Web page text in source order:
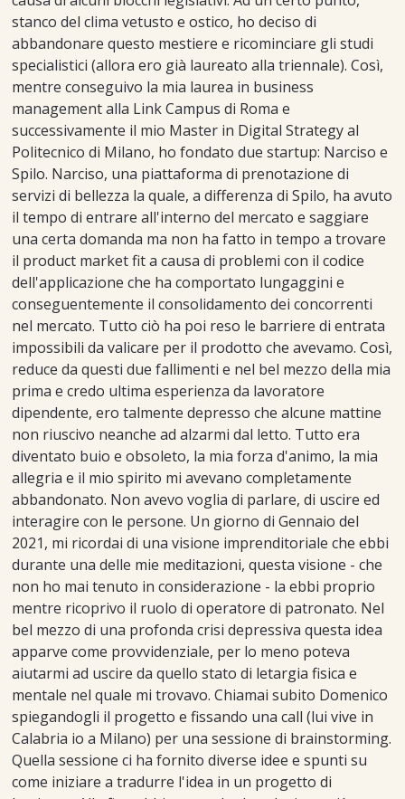
stanco del clima vetusto e ostico, ho deciso di
abbandonare questo mestiere e ricominciare gli studi
specialistici (allora ero già laureato alla triennale). Così,
mentre conseguivo la mia laurea in business
management alla Link Campus di Roma e
successivamente il mio Master in Digital Strategy al
Politecnico di Milano, ho fondato due startup: Narciso e
Spilo. Narciso, una piattaforma di prenotazione di
servizi di bellezza la quale, a differenza di Spilo, ha avuto
il tempo di entrare all'interno del mercato e saggiare
una certa domanda ma non ha fatto in tempo a trovare
il product market fit a causa di problemi con il codice
dell'applicazione che ha comportato lungaggini e
conseguentemente il consolidamento dei concorrenti
nel mercato. Tutto ciò ha poi reso le barriere di entrata
impossibili da valicare per il prodotto che avevamo. Così,
reduce da questi due fallimenti e nel bel mezzo della mia
prima e credo ultima esperienza da lavoratore
dipendente, ero talmente depresso che alcune mattine
non riuscivo neanche ad alzarmi dal letto. Tutto era
diventato buio e obsoleto, la mia forza d'animo, la mia
allegria e il mio spirito mi avevano completamente
abbandonato. Non avevo voglia di parlare, di uscire ed
interagire con le persone. Un giorno di Gennaio del
2021, mi ricordai di una visione imprenditoriale che ebbi
durante una delle mie meditazioni, questa visione - che
non ho mai tenuto in considerazione - la ebbi proprio
mentre ricoprivo il ruolo di operatore di patronato. Nel
bel mezzo di una profonda crisi depressiva questa idea
apparve come provvidenziale, per lo meno poteva
aiutarmi ad uscire da quello stato di letargia fisica e
mentale nel quale mi trovavo. Chiamai subito Domenico
spiegandogli il progetto e fissando una call (lui vive in
Calabria io a Milano) per una sessione di brainstorming.
Quella sessione ci ha fornito diverse idee e spunti su
come iniziare a tradurre l'idea in un progetto di